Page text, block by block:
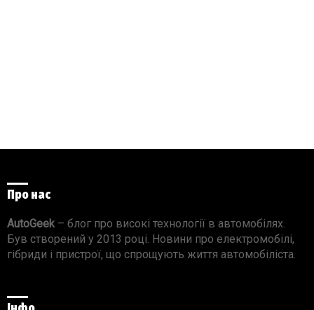
Про нас
AutoGeek– блог про високі технології в автомобілях.
Був створений у 2013 році. Новини про електромобілі,
гібриди і пристрої, що спрощують життя автомобіліста.